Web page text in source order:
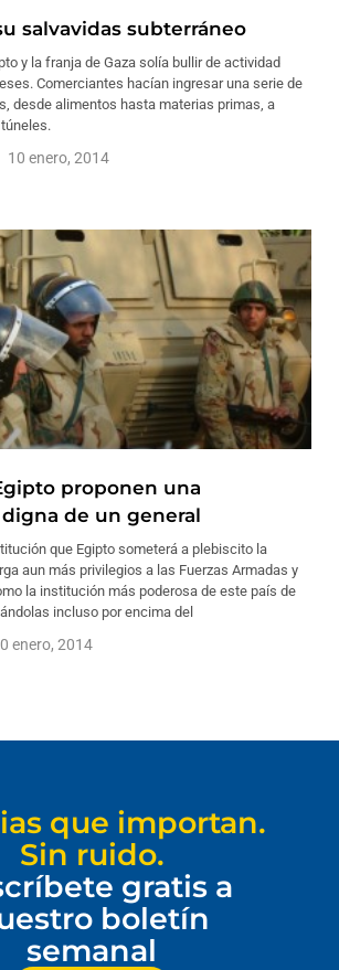
salvavidas subterráneo
y la franja de Gaza solía bullir de actividad
Comerciantes hacían ingresar una serie de
desde alimentos hasta materias primas, a
10 enero, 2014
proponen una
de un general
que Egipto someterá a plebiscito la
aun más privilegios a las Fuerzas Armadas y
la institución más poderosa de este país de
incluso por encima del
enero, 2014
que importan.
Sin ruido.
gratis a
boletín
semanal